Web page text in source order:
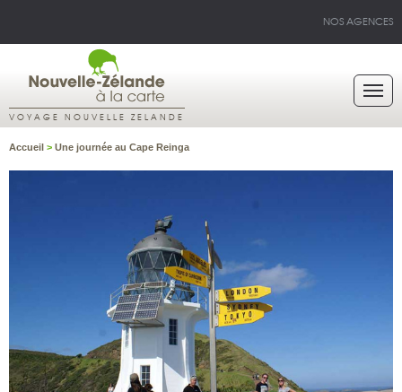
NOS AGENCES
VOYAGE NOUVELLE ZELANDE
Accueil > Une journée au Cape Reinga